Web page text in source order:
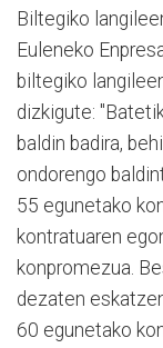
Biltegiko
Euleneko
biltegiko
dizkigute:
baldin badira,
ondorengo
55 egunetako
kontratuaren
konpromezua.
dezaten
60 egunetako